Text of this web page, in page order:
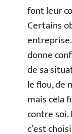
font leur
Certains
donne
de sa
le flou, de
mais cela
contre soi.
c’est